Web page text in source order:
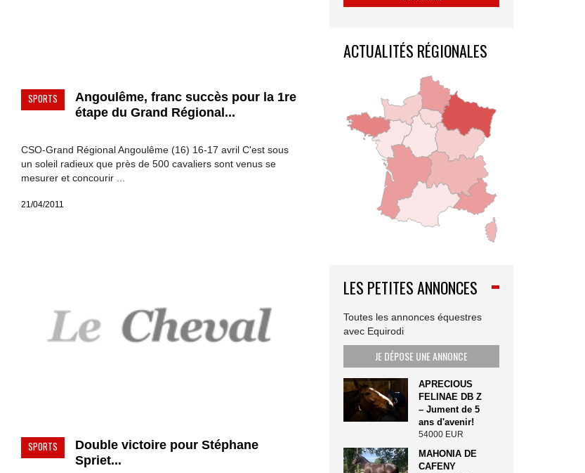
SPORTS
Angoulême, franc succès pour la 1re
étape du Grand Régional...
CSO-Grand Régional Angoulême (16) 16-17 avril C'est sous
un soleil radieux que près de 500 cavaliers sont venus se
mesurer et concourir ...
21/04/2011
SPORTS
Double victoire pour Stéphane
Spriet...
ACTUALITÉS RÉGIONALES
LES PETITES ANNONCES
Toutes les annonces équestres
avec Equirodi
JE DÉPOSE UNE ANNONCE
APRECIOUS
FELINAE DB Z
– Jument de 5
ans d'avenir!
54000 EUR
MAHONIA DE
CAFENY